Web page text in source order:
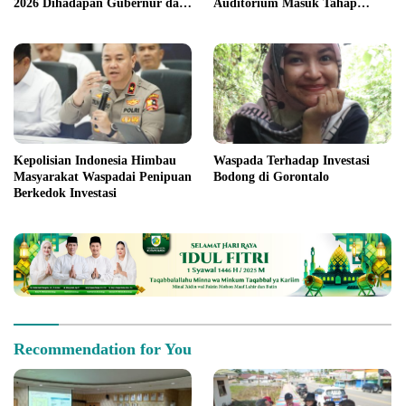
2026 Dihadapan Gubernur dan
Auditorium Masuk Tahap
Kepolisian Indonesia Himbau
Masyarakat Waspadai Penipuan
Berkedok Investasi
Waspada Terhadap Investasi
Bodong di Gorontalo
Recommendation for You